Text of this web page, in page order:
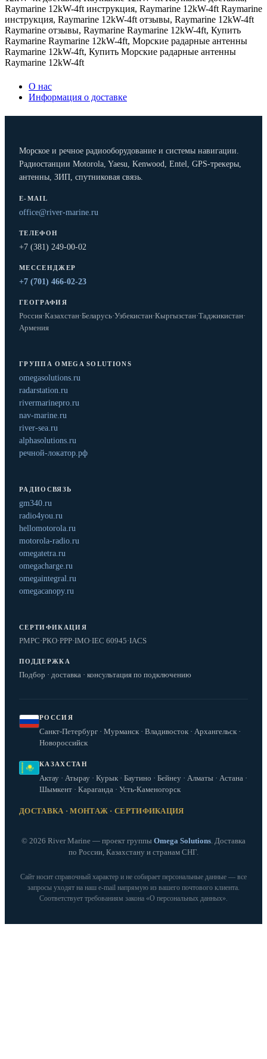
Raymarine 12kW-4ft инструкция, Raymarine 12kW-4ft Raymarine
инструкция, Raymarine 12kW-4ft отзывы, Raymarine 12kW-4ft
Raymarine отзывы, Raymarine Raymarine 12kW-4ft, Купить
Raymarine Raymarine 12kW-4ft, Морские радарные антенны
Raymarine 12kW-4ft, Купить Морские радарные антенны
Raymarine 12kW-4ft
О нас
Информация о доставке
Морское и речное радиооборудование и системы навигации.
Радиостанции Motorola, Yaesu, Kenwood, Entel, GPS-трекеры,
антенны, ЗИП, спутниковая связь.
E-MAIL
office@river-marine.ru
ТЕЛЕФОН
+7 (381) 249-00-02
МЕССЕНДЖЕР
+7 (701) 466-02-23
ГЕОГРАФИЯ
Россия·Казахстан·Беларусь·Узбекистан·Кыргызстан·Таджикистан·
Армения
ГРУППА OMEGA SOLUTIONS
omegasolutions.ru
radarstation.ru
rivermarinepro.ru
nav-marine.ru
river-sea.ru
alphasolutions.ru
речной-локатор.рф
РАДИОСВЯЗЬ
gm340.ru
radio4you.ru
hellomotorola.ru
motorola-radio.ru
omegatetra.ru
omegacharge.ru
omegaintegral.ru
omegacanopy.ru
СЕРТИФИКАЦИЯ
РМРС·РКО·РРР·IMO·IEC 60945·IACS
ПОДДЕРЖКА
Подбор · доставка · консультация по подключению
РОССИЯ
Санкт-Петербург · Мурманск · Владивосток · Архангельск ·
Новороссийск
КАЗАХСТАН
Актау · Атырау · Курык · Баутино · Бейнеу · Алматы · Астана ·
Шымкент · Караганда · Усть-Каменогорск
ДОСТАВКА · МОНТАЖ · СЕРТИФИКАЦИЯ
© 2026 River Marine — проект группы Omega Solutions. Доставка
по России, Казахстану и странам СНГ.
Сайт носит справочный характер и не собирает персональные данные — все
запросы уходят на наш e‑mail напрямую из вашего почтового клиента.
Соответствует требованиям закона «О персональных данных».